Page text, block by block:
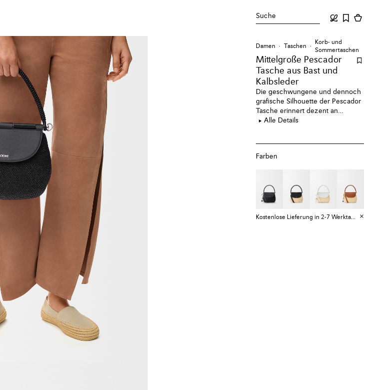
Suche
Damen Taschen
Korb- und
Sommertaschen
Mittelgroße Pescador
Tasche aus Bast und
Kalbsleder
Die geschwungene und dennoch
grafische Silhouette der Pescador
Tasche erinnert dezent an
Anglertaschen. Der zart gewebte
edlen, raffinierten Design eine
Alle Details
Farben
Kostenlose Lieferung in 2-7 Werktagen